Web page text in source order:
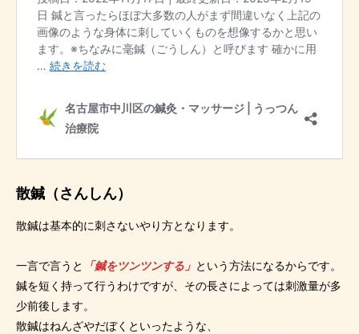
散鍼（さんしん）
散鍼は基本的に刺さないやり方となります。
一言で言うと 「鍼をツンツンする」 という方法になるからです。
鍼を短く持って行うわけですが、その長さによっては刺激量が多
少前後します。
散鍼はねんざやだぼくといったような、